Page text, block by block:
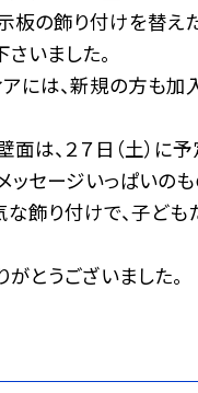
板の飾り付けを替え
いました。
には、新規の方も加
は、２７日（土）に
セージいっぱいのも
飾り付けで、子ども
とうございました。